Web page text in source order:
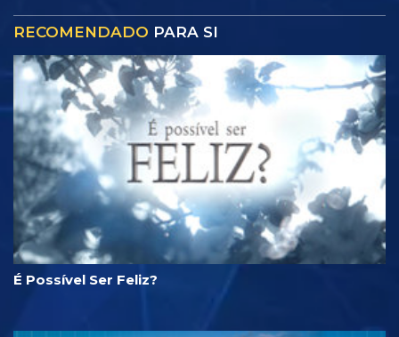
RECOMENDADO PARA SI
É Possível Ser Feliz?